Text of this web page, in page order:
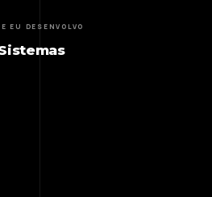
EU DESENVOLVO